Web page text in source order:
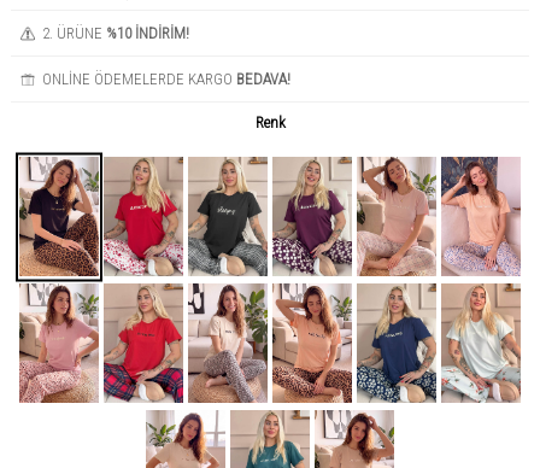
2. ÜRÜNE %10 İNDİRİM!
ONLİNE ÖDEMELERDE KARGO BEDAVA!
Renk